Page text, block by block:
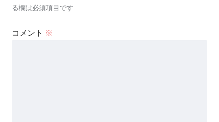
る欄は必須項目です
コメント ※